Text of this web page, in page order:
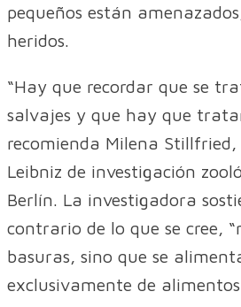
pequeños están
heridos.
“Hay que recordar que se
salvajes y que hay que
recomienda Milena
Leibniz de investigación
Berlín. La investigadora
contrario de lo que se cree,
basuras, sino que se
exclusivamente de